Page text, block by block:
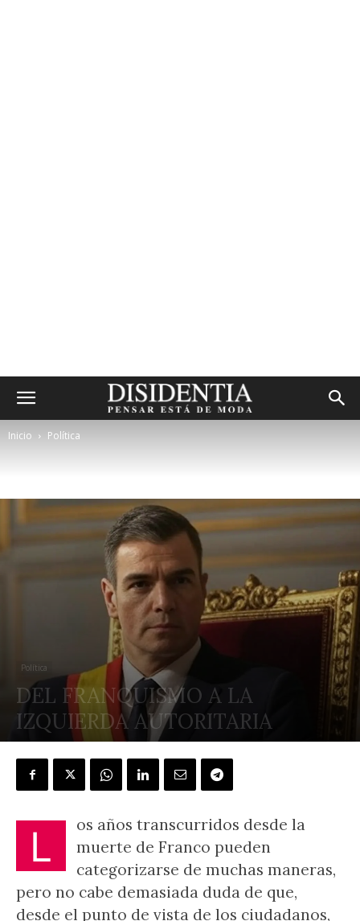
Inicio Política
Política
DEL FRANQUISMO A LA
IZQUIERDA AUTORITARIA
L
os años transcurridos desde la
muerte de Franco pueden
categorizarse de muchas maneras,
pero no cabe demasiada duda de que,
desde el punto de vista de los ciudadanos,